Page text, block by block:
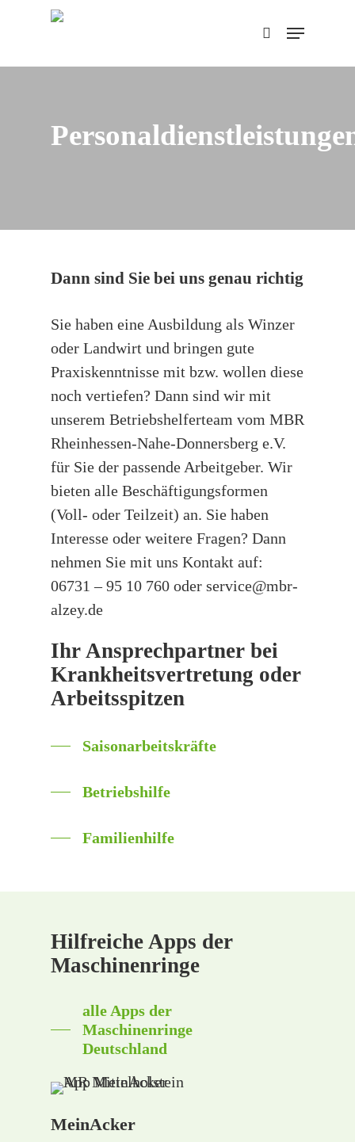
search
Menu
Dann sind Sie bei uns genau richtig
Sie haben eine Ausbildung als Winzer
oder Landwirt und bringen gute
Praxiskenntnisse mit bzw. wollen diese
noch vertiefen? Dann sind wir mit
unserem Betriebshelferteam vom MBR
Rheinhessen-Nahe-Donnersberg e.V.
für Sie der passende Arbeitgeber. Wir
bieten alle Beschäftigungsformen
(Voll- oder Teilzeit) an. Sie haben
Interesse oder weitere Fragen? Dann
nehmen Sie mit uns Kontakt auf:
06731 – 95 10 760 oder service@mbr-
alzey.de
Ihr Ansprechpartner bei
Krankheitsvertretung oder
Arbeitsspitzen
Saisonarbeitskräfte
Betriebshilfe
Familienhilfe
Hilfreiche Apps der
Maschinenringe
alle Apps der
Maschinenringe
Deutschland
MeinAcker